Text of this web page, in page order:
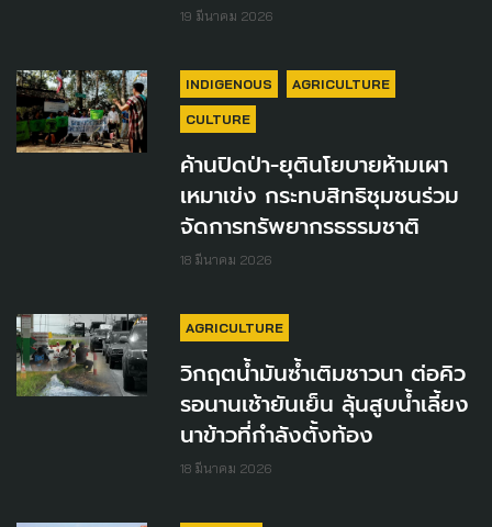
19 มีนาคม 2026
INDIGENOUS AGRICULTURE
CULTURE
ค้านปิดป่า-ยุตินโยบายห้ามเผา
เหมาเข่ง กระทบสิทธิชุมชนร่วม
จัดการทรัพยากรธรรมชาติ
18 มีนาคม 2026
AGRICULTURE
วิกฤตน้ำมันซ้ำเติมชาวนา ต่อคิว
รอนานเช้ายันเย็น ลุ้นสูบน้ำเลี้ยง
นาข้าวที่กำลังตั้งท้อง
18 มีนาคม 2026